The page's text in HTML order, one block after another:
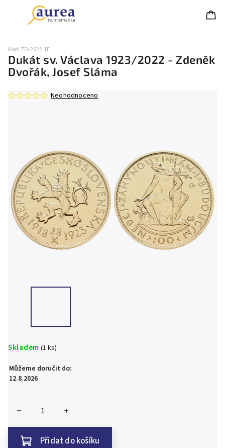
Dukát sv. Václava 1923/2022 - Zdeněk
Dvořák, Josef Sláma
Kód: ZD-2022.1E
Neohodnoceno
Skladem (1 ks)
Můžeme doručit do:
12.8.2026
Přidat do košíku